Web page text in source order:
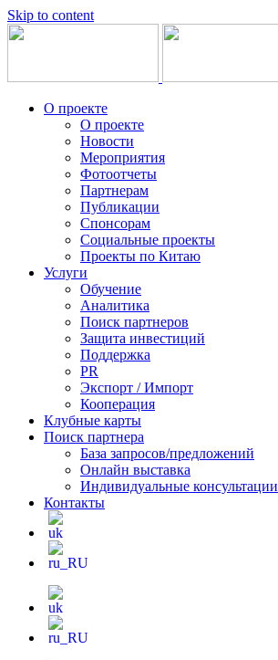
Skip to content
О проекте
О проекте
Новости
Мероприятия
Фотоотчеты
Партнерам
Публикации
Спонсорам
Социальные проекты
Проекты по Китаю
Услуги
Обучение
Аналитика
Поиск партнеров
Защита инвестиций
Поддержка
PR
Экспорт / Импорт
Кооперация
Клубные карты
Поиск партнера
База запросов/предложений
Онлайн выставка
Индивидуальные консультации
Контакты